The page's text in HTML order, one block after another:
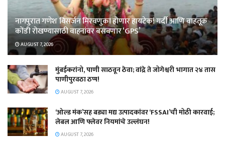
नागपुरात गणेश विसर्जन मिरवणुका होणार हायटेक! गर्दी आणि वाहतूक
कोंडी रोखण्यासाठी वाहनांवर बसवणार ‘GPS’
AUGUST 7, 2026
मुंबईकरांनो, पाणी साठवून ठेवा; वांद्रे ते जोगेश्वरी भागात २४ तास
पाणीपुरवठा ठप्प!
AUGUST 7, 2026
‘ओल्ड मंक’सह बड्या मद्य उत्पादकांवर ‘FSSAI’ची मोठी कारवाई;
लेबल आणि फ्लेवर नियमांचे उल्लंघन!
AUGUST 7, 2026